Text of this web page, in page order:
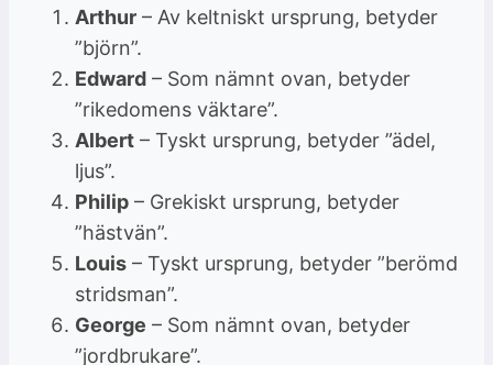
Arthur – Av keltniskt ursprung, betyder
”björn”.
Edward – Som nämnt ovan, betyder
”rikedomens väktare”.
Albert – Tyskt ursprung, betyder ”ädel,
ljus”.
Philip – Grekiskt ursprung, betyder
”hästvän”.
Louis – Tyskt ursprung, betyder ”berömd
stridsman”.
George – Som nämnt ovan, betyder
”jordbrukare”.